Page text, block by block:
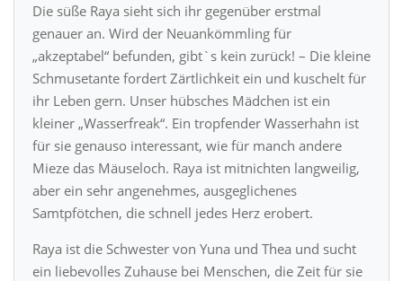
Die süße Raya sieht sich ihr gegenüber erstmal
genauer an. Wird der Neuankömmling für
„akzeptabel“ befunden, gibt`s kein zurück! – Die kleine
Schmusetante fordert Zärtlichkeit ein und kuschelt für
ihr Leben gern. Unser hübsches Mädchen ist ein
kleiner „Wasserfreak“. Ein tropfender Wasserhahn ist
für sie genauso interessant, wie für manch andere
Mieze das Mäuseloch. Raya ist mitnichten langweilig,
aber ein sehr angenehmes, ausgeglichenes
Samtpfötchen, die schnell jedes Herz erobert.
Raya ist die Schwester von Yuna und Thea und sucht
ein liebevolles Zuhause bei Menschen, die Zeit für sie